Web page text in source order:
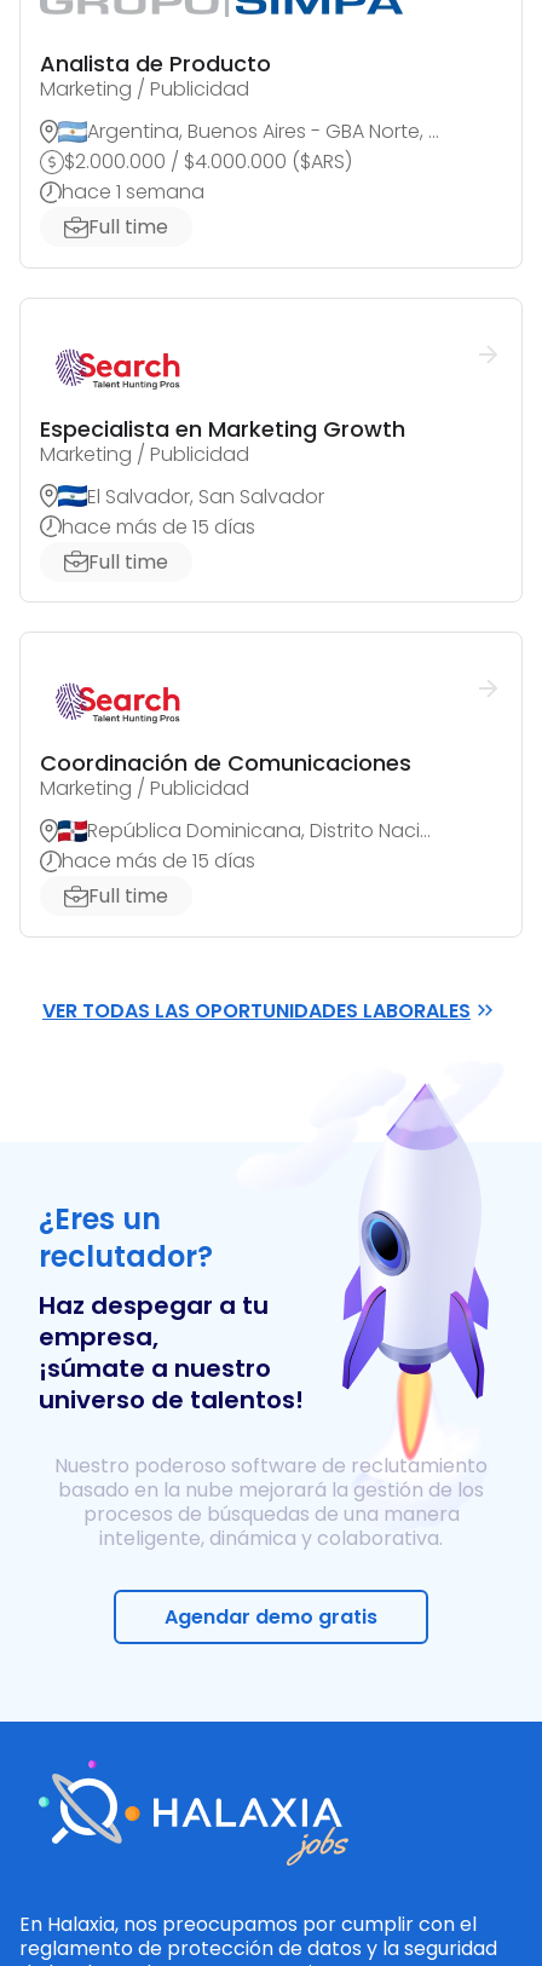
Analista de Producto
Marketing / Publicidad
Argentina, Buenos Aires - GBA Norte, Martinez
$2.000.000 / $4.000.000 ($ARS)
hace 1 semana
Full time
Especialista en Marketing Growth
Marketing / Publicidad
El Salvador, San Salvador
hace más de 15 días
Full time
Coordinación de Comunicaciones
Marketing / Publicidad
República Dominicana, Distrito Nacional
hace más de 15 días
Full time
VER TODAS LAS OPORTUNIDADES LABORALES
¿Eres un
reclutador?
Haz despegar a tu
empresa,
¡súmate a nuestro
universo de talentos!
Nuestro poderoso software de reclutamiento
basado en la nube mejorará la gestión de los
procesos de búsquedas de una manera
inteligente, dinámica y colaborativa.
Agendar demo gratis
En Halaxia, nos preocupamos por cumplir con el
reglamento de protección de datos y la seguridad